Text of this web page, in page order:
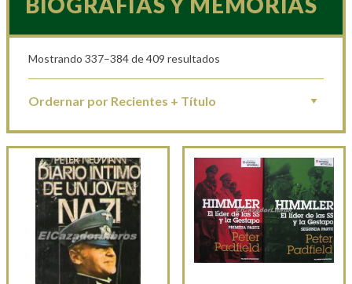
Mostrando 337–384 de 409 resultados